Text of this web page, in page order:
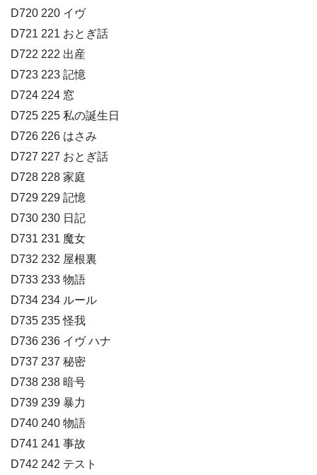
D720 220 イヴ
D721 221 おとぎ話
D722 222 出産
D723 223 記憶
D724 224 窓
D725 225 私の誕生日
D726 226 はさみ
D727 227 おとぎ話
D728 228 家庭
D729 229 記憶
D730 230 日記
D731 231 魔女
D732 232 屋根裏
D733 233 物語
D734 234 ルール
D735 235 怪我
D736 236 イヴ ハナ
D737 237 秘密
D738 238 暗号
D739 239 暴力
D740 240 物語
D741 241 事故
D742 242 テスト